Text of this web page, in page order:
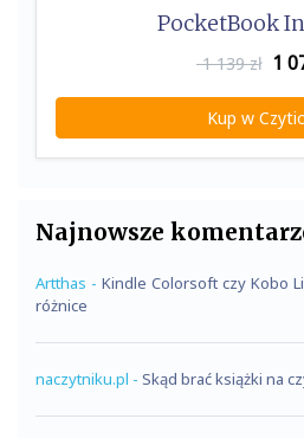
PocketBook
1 139 zł 1
Kup w
Najnowsze
Artthas - Kindle Colorsoft czy Kobo
różnice
naczytniku.pl - Skąd brać książki na